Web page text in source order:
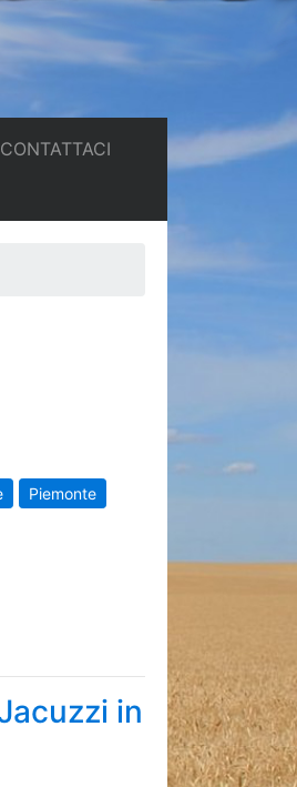
CONTATTACI(current)
Piemonte
in